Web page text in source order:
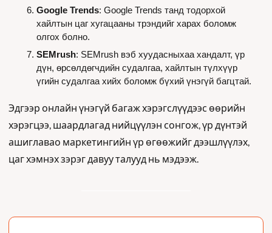
Google Trends: Google Trends танд тодорхой
хайлтын цаг хугацааны трэндийг харах боломж
олгох болно.
SEMrush: SEMrush вэб хуудасныхаа хандалт, үр
дүн, өрсөлдөгчдийн судалгаа, хайлтын түлхүүр
үгийн судалгаа хийх боломж бүхий үнэгүй багцтай.
Эдгээр онлайн үнэгүй багаж хэрэгслүүдээс өөрийн
хэрэгцээ, шаардлагад нийцүүлэн сонгож, үр дүнтэй
ашиглавао маркетингийн үр өгөөжийг дээшлүүлэх,
цаг хэмнэх зэрэг давуу талууд нь мэдээж.